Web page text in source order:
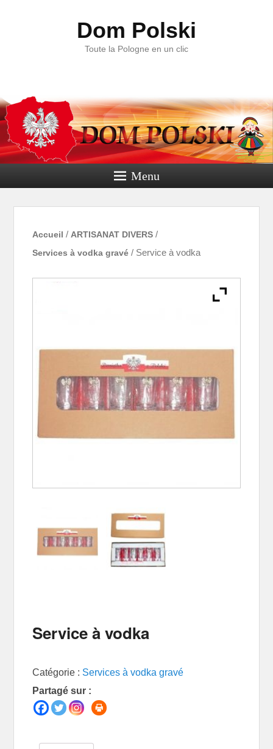
Dom Polski
Toute la Pologne en un clic
Menu
Accueil / ARTISANAT DIVERS /
Services à vodka gravé / Service à vodka
Service à vodka
Catégorie : Services à vodka gravé
Partagé sur :